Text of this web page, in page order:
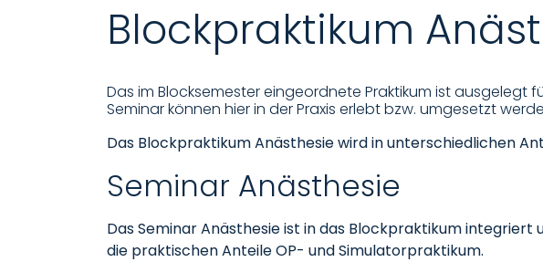
Blockpraktikum
Das im Blocksemester eingeordnete Praktikum ist ausgelegt
Seminar können hier in der Praxis erlebt bzw. umgesetzt
Das Blockpraktikum Anästhesie wird in unterschiedlichen
Seminar Anästhesie
Das Seminar Anästhesie ist in das Blockpraktikum
die praktischen Anteile OP- und Simulatorpraktikum.